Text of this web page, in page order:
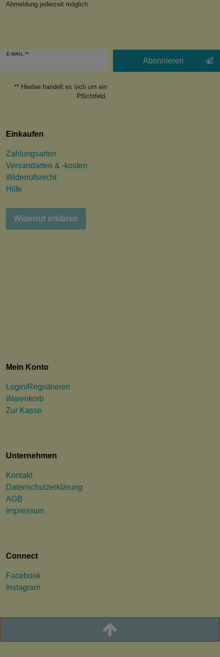
Abmeldung jederzeit möglich.
E-MAIL **
Abonnieren
** Hierbei handelt es sich um ein
Pflichtfeld.
Einkaufen
Zahlungsarten
Versandarten & -kosten
Widerrufsrecht
Hilfe
Widerruf erklären
Mein Konto
Login/Registrieren
Warenkorb
Zur Kasse
Unternehmen
Kontakt
Datenschutzerklärung
AGB
Impressum
Connect
Facebook
Instagram